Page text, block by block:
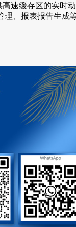
速缓存区的实时
、报表报告生成等